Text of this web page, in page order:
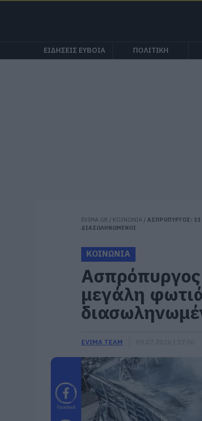
ΕΙΔΗΣΕΙΣ ΕΥΒΟΙΑ ΠΟΛΙΤΙΚΗ
EVIMA.GR / ΚΟΙΝΩΝΙΑ / ΑΣΠΡΟΠΥΡΓΟΣ:
ΔΙΑΣΩΛΗΝΩΜΕΝΟΙ
ΚΟΙΝΩΝΙΑ
μεγάλη
EVIMA TEAM
Facebook